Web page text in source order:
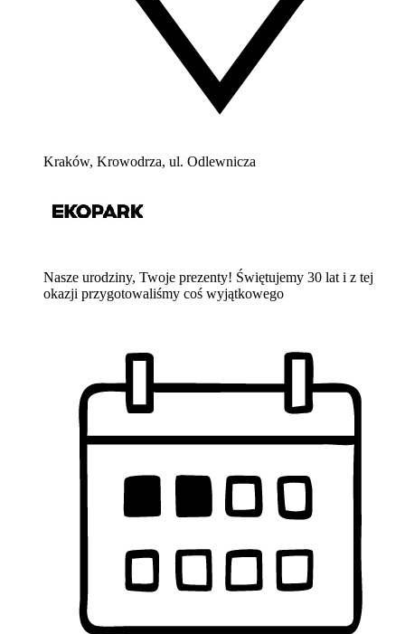
Kraków, Krowodrza, ul. Odlewnicza
Nasze urodziny, Twoje prezenty! Świętujemy 30 lat i z tej
okazji przygotowaliśmy coś wyjątkowego